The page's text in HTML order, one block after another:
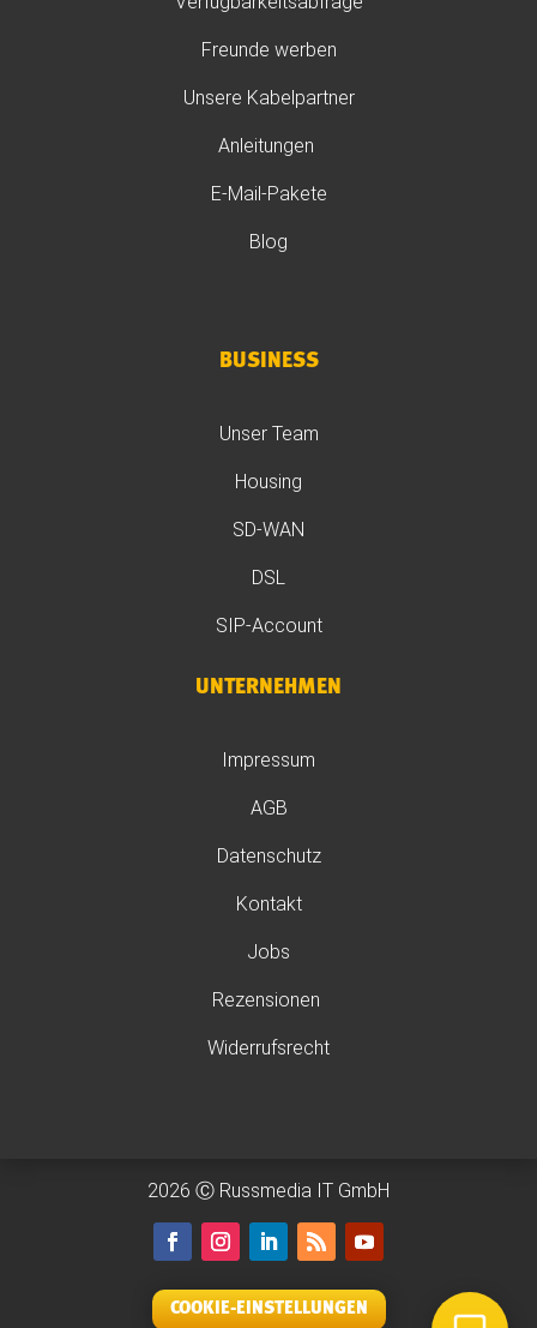
Freunde werben
Unsere Kabelpartner
Anleitungen
E-Mail-Pakete
Blog
BUSINESS
Unser Team
Housing
SD-WAN
DSL
SIP-Account
UNTERNEHMEN
Impressum
AGB
Datenschutz
Kontakt
Jobs
Rezensionen
Widerrufsrecht
2026 Ⓒ Russmedia IT GmbH
COOKIE-EINSTELLUNGEN